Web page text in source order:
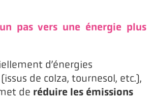
pas vers une énergie plus
d’énergies
de colza, tournesol, etc.),
de réduire les émissions